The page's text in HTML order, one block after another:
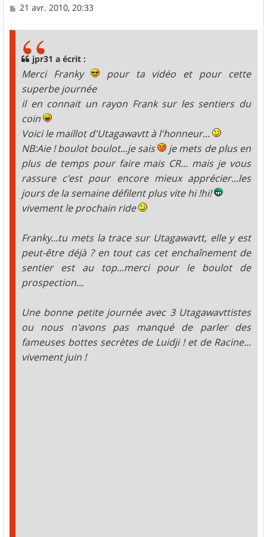
M
21 avr. 2010, 20:33
jpr31 a écrit :
Merci Franky
pour ta vidéo et pour cette
superbe journée
il en connait un rayon Frank sur les sentiers du
coin
Voici le maillot d'Utagawavtt à l'honneur...
NB:Aie ! boulot boulot...je sais
je mets de plus en
plus de temps pour faire mais CR... mais je vous
rassure c'est pour encore mieux apprécier...les
jours de la semaine défilent plus vite hi !hi!
vivement le prochain ride
Franky...tu mets la trace sur Utagawavtt, elle y est
peut-être déjà ? en tout cas cet enchaînement de
sentier est au top...merci pour le boulot de
prospection...
Une bonne petite journée avec 3 Utagawavttistes
ou nous n'avons pas manqué de parler des
fameuses bottes secrètes de Luidji ! et de Racine...
vivement juin !